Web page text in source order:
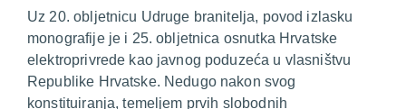
Uz 20. obljetnicu Udruge branitelja, povod izlasku
monografije je i 25. obljetnica osnutka Hrvatske
elektroprivrede kao javnog poduzeća u vlasništvu
Republike Hrvatske. Nedugo nakon svog
konstituiranja, temeljem prvih slobodnih